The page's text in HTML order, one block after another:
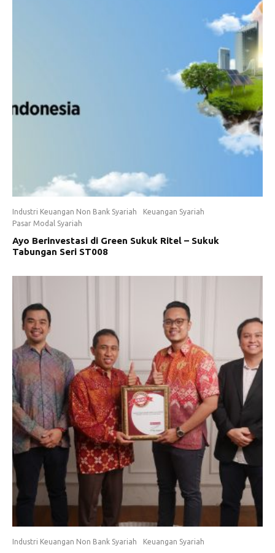
Industri Keuangan Non Bank Syariah
Keuangan Syariah
Pasar Modal Syariah
Ayo Berinvestasi di Green Sukuk Ritel – Sukuk
Tabungan Seri ST008
Industri Keuangan Non Bank Syariah Keuangan Syariah